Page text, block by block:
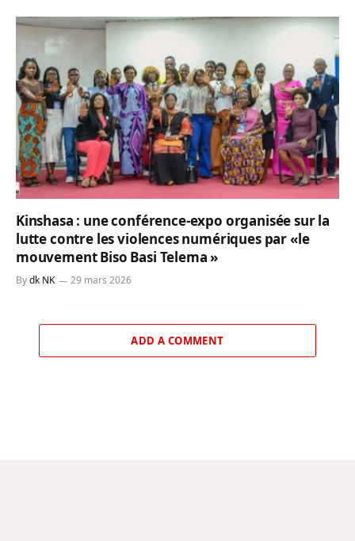
Kinshasa : une conférence-expo organisée sur la
lutte contre les violences numériques par «le
mouvement Biso Basi Telema »
Bydk NK 29 mars 2026
ADD A COMMENT